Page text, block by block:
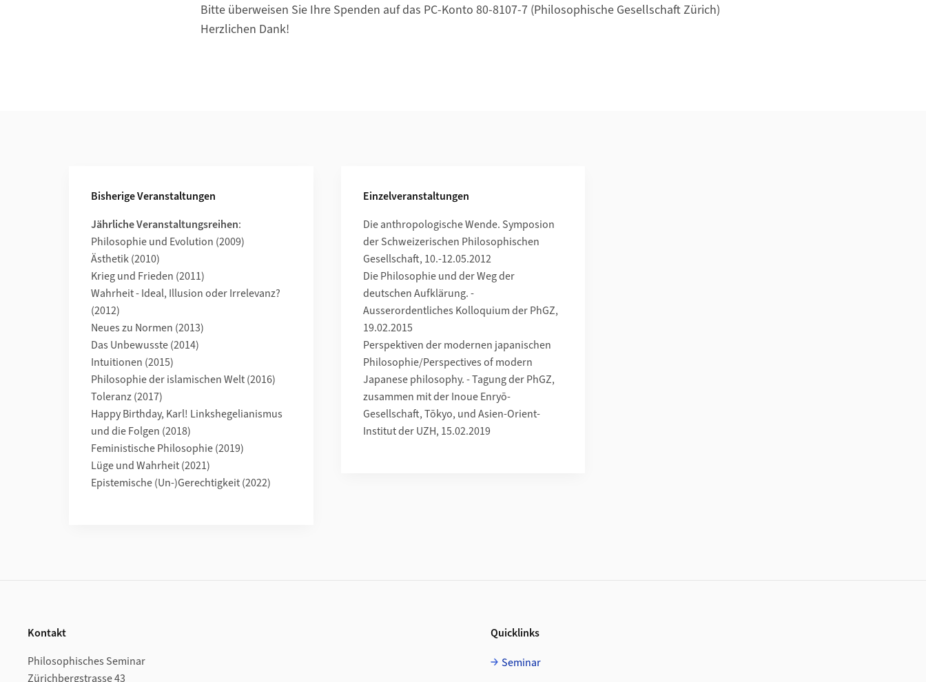
Bitte überweisen Sie Ihre Spenden auf das PC-Konto 80-8107-7 (Philosophische Gesellschaft Zürich)
Herzlichen Dank!
Bisherige Veranstaltungen
Jährliche Veranstaltungsreihen:
Philosophie und Evolution (2009)
Ästhetik (2010)
Krieg und Frieden (2011)
Wahrheit - Ideal, Illusion oder Irrelevanz?
(2012)
Neues zu Normen (2013)
Das Unbewusste (2014)
Intuitionen (2015)
Philosophie der islamischen Welt (2016)
Toleranz (2017)
Happy Birthday, Karl! Linkshegelianismus
und die Folgen (2018)
Feministische Philosophie (2019)
Lüge und Wahrheit (2021)
Epistemische (Un-)Gerechtigkeit (2022)
Einzelveranstaltungen
Die anthropologische Wende. Symposion
der Schweizerischen Philosophischen
Gesellschaft, 10.-12.05.2012
Die Philosophie und der Weg der
deutschen Aufklärung. -
Ausserordentliches Kolloquium der PhGZ,
19.02.2015
Perspektiven der modernen japanischen
Philosophie/Perspectives of modern
Japanese philosophy. - Tagung der PhGZ,
zusammen mit der Inoue Enryō-
Gesellschaft, Tōkyo, und Asien-Orient-
Institut der UZH, 15.02.2019
Kontakt
Philosophisches Seminar
Zürichbergstrasse 43
Quicklinks
Seminar